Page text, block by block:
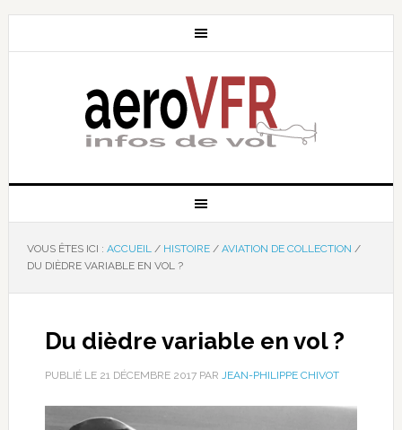
VOUS ÊTES ICI : ACCUEIL / HISTOIRE / AVIATION DE COLLECTION /
DU DIÈDRE VARIABLE EN VOL ?
Du dièdre variable en vol ?
PUBLIÉ LE 21 DÉCEMBRE 2017PAR JEAN-PHILIPPE CHIVOT